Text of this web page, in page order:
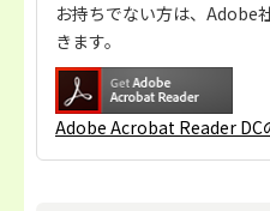
お持ちでない方は、Adobe
きます。
Adobe Acrobat Reader DC